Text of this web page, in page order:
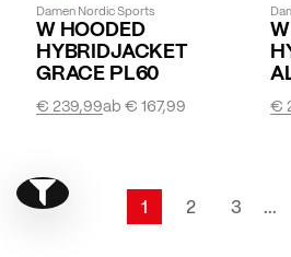
Damen Nordic Sports
W HOODED
HYBRIDJACKET
GRACE PL60
ab€ 167,99
€ 239,99 €
SeiteSie lesen gerade
1 Seite
2 Seite
3 ...
Show filter